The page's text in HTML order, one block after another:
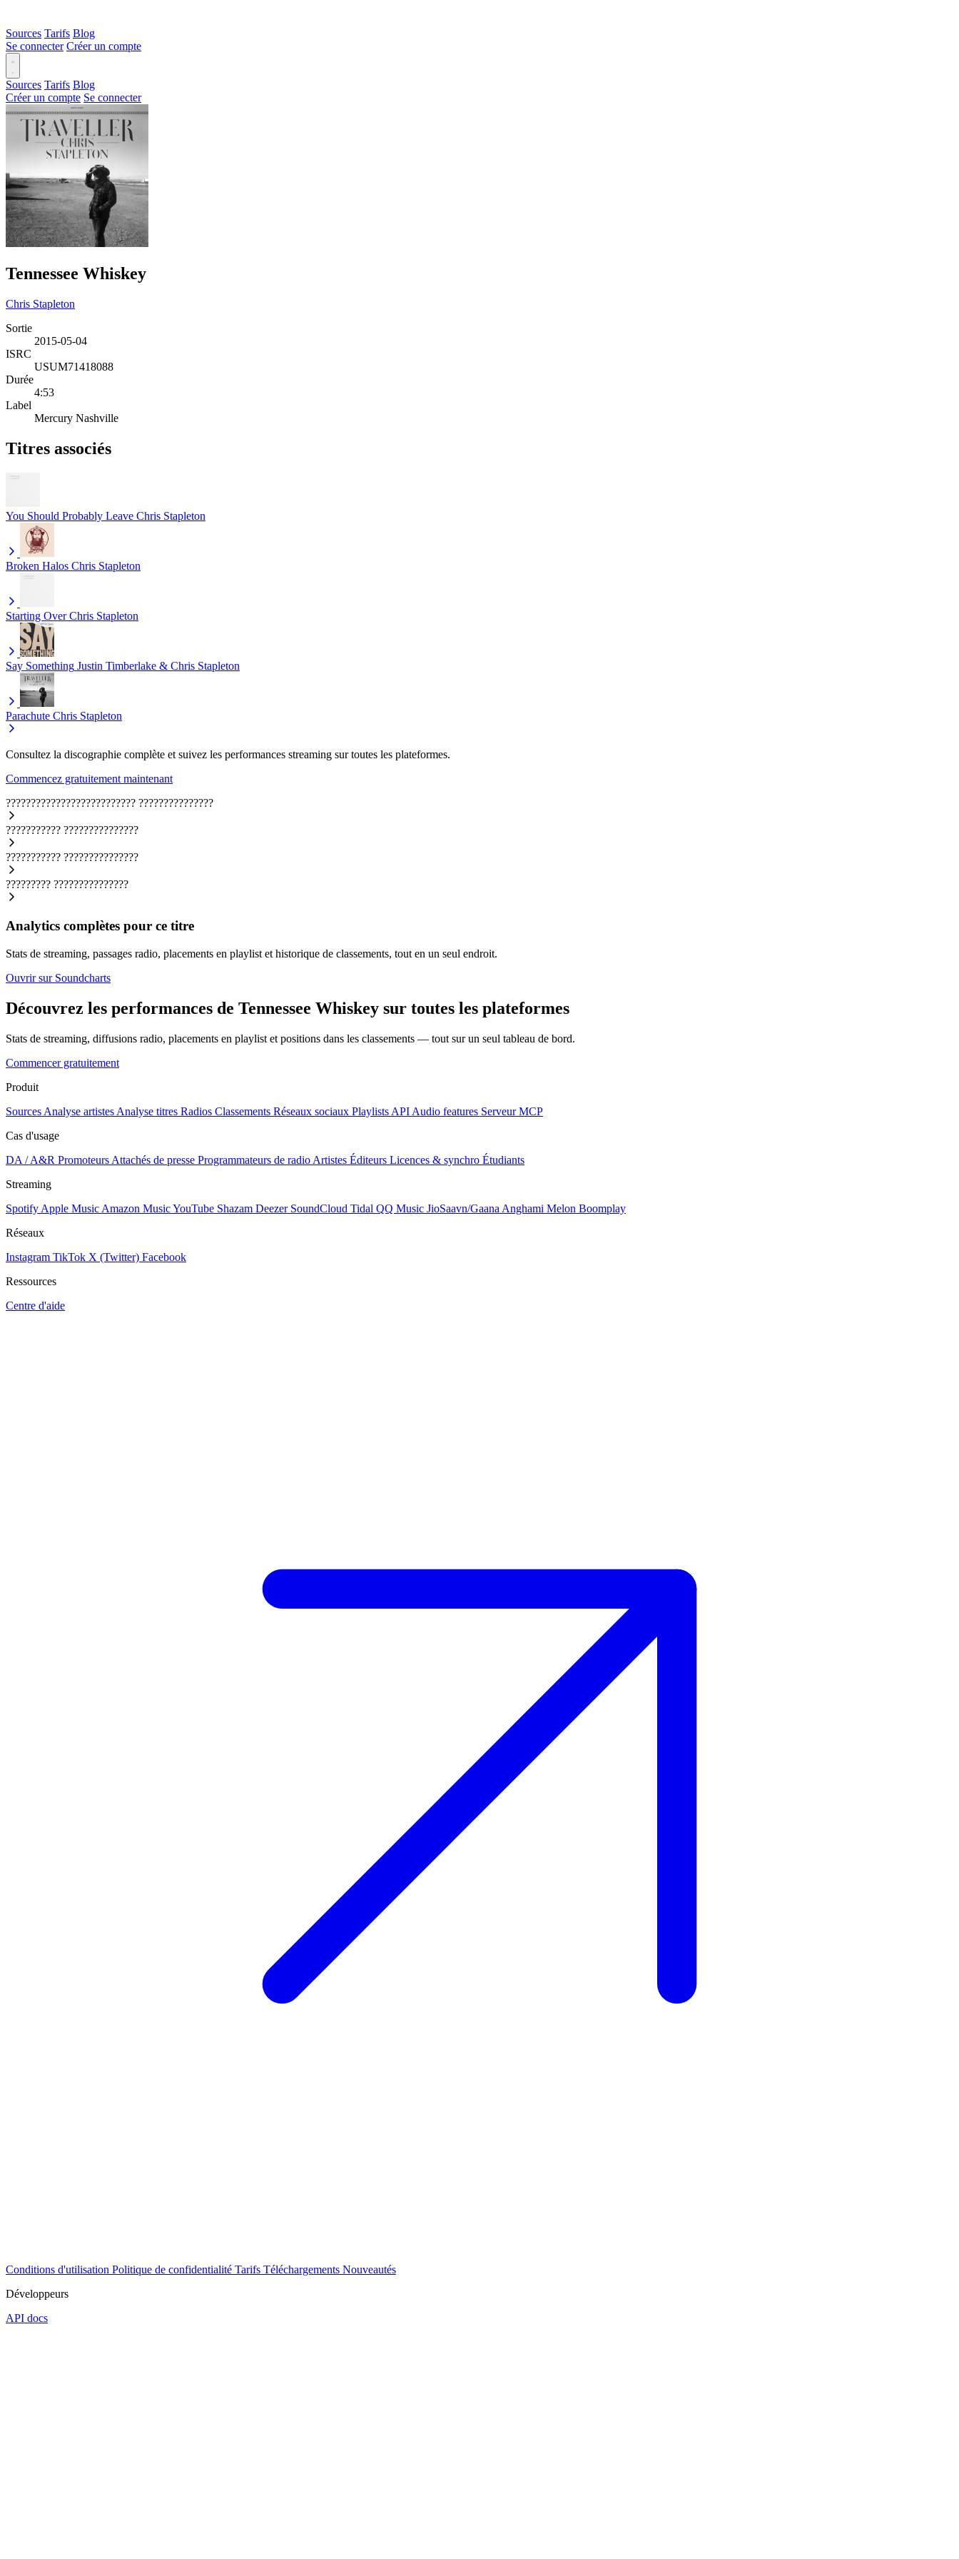
Sources Tarifs Blog
Se connecter Créer un compte
Sources Tarifs Blog
Créer un compte Se connecter
Tennessee Whiskey
Chris Stapleton
Sortie
2015-05-04
ISRC
USUM71418088
Durée
4:53
Label
Mercury Nashville
Titres associés
You Should Probably Leave Chris Stapleton
Broken Halos Chris Stapleton
Starting Over Chris Stapleton
Say Something Justin Timberlake & Chris Stapleton
Parachute Chris Stapleton
Consultez la discographie complète et suivez les performances streaming sur toutes les plateformes.
Commencez gratuitement maintenant
?????????????????????????? ???????????????
??????????? ???????????????
??????????? ???????????????
????????? ???????????????
Analytics complètes pour ce titre
Stats de streaming, passages radio, placements en playlist et historique de classements, tout en un seul endroit.
Ouvrir sur Soundcharts
Découvrez les performances de Tennessee Whiskey sur toutes les plateformes
Stats de streaming, diffusions radio, placements en playlist et positions dans les classements — tout sur un seul tableau de bord.
Commencer gratuitement
Produit
Sources Analyse artistes Analyse titres Radios Classements Réseaux sociaux Playlists API Audio features Serveur MCP
Cas d'usage
DA / A&R Promoteurs Attachés de presse Programmateurs de radio Artistes Éditeurs Licences & synchro Étudiants
Streaming
Spotify Apple Music Amazon MusicYouTube Shazam Deezer SoundCloud Tidal QQ Music JioSaavn/Gaana Anghami Melon Boomplay
Réseaux
Instagram TikTok X (Twitter) Facebook
Ressources
Centre d'aide
Conditions d'utilisation Politique de confidentialité Tarifs Téléchargements Nouveautés
Développeurs
API docs